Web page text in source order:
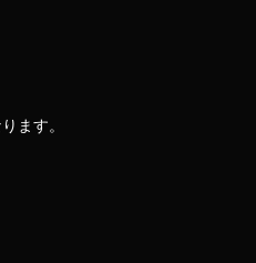
ます。